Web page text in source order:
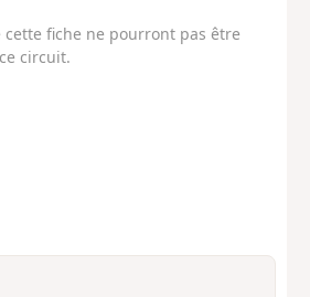
fiche ne pourront pas être
circuit.